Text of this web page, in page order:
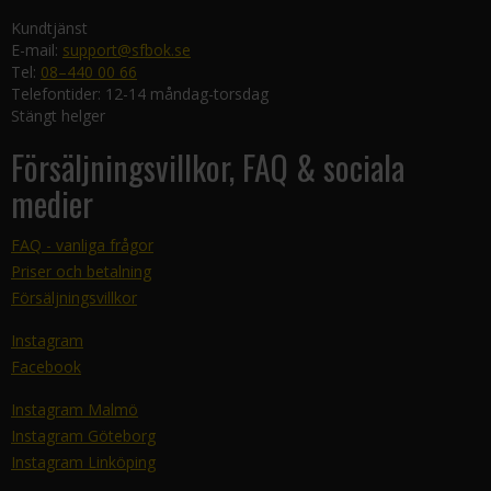
Kundtjänst
E-mail: support@sfbok.se
Tel: 08–440 00 66
Telefontider: 12-14 måndag-torsdag
Stängt helger
Försäljningsvillkor, FAQ & sociala
medier
FAQ - vanliga frågor
Priser och betalning
Försäljningsvillkor
Instagram
Facebook
Instagram Malmö
Instagram Göteborg
Instagram Linköping